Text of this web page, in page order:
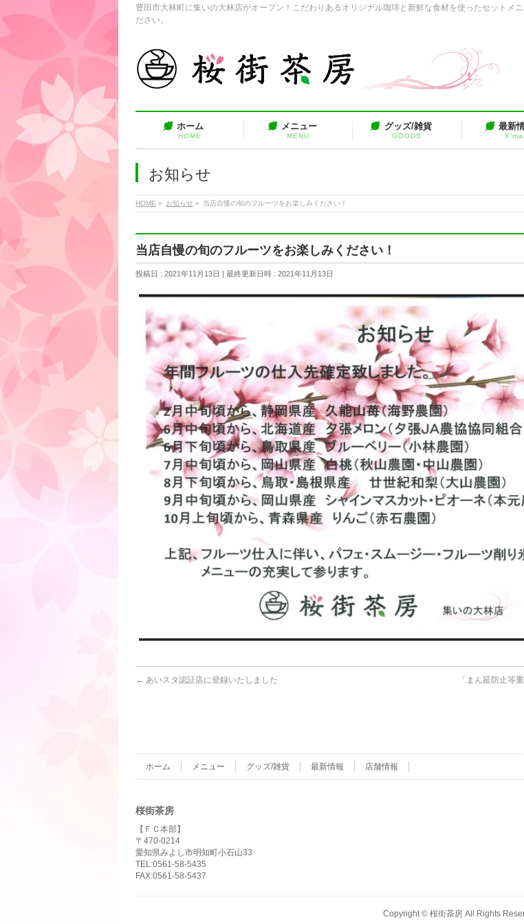
豊田市大林町に集いの大林店がオープン！こだわりあるオリジナル珈琲と新鮮な食材を使ったセットメ
ださい。
ホーム
HOME
メニュー
MENU
グッズ/雑貨
GOODS
最新
お知らせ
HOME » お知らせ » 当店自慢の旬のフルーツをお楽しみください！
当店自慢の旬のフルーツをお楽しみください！
投稿日 : 2021年11月13日 最終更新日時 : 2021年11月13日
← あいスタ認証店に登録いたしました 「まん延防止等
ホーム メニュー グッズ/雑貨 最新情報 店舗情報
桜街茶房
【ＦＣ本部】
〒470-0214
愛知県みよし市明知町小石山33
TEL:0561-58-5435
FAX:0561-58-5437
Copyright © 桜街茶房 All Rights